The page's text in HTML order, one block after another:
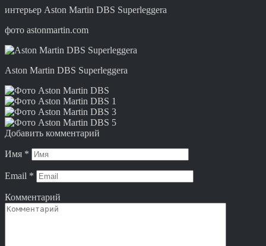
интерьер Aston Martin DBS Superleggera
фото astonmartin.com
Aston Martin DBS Superleggera
Добавить комментарий
Имя *
Email *
Комментарий